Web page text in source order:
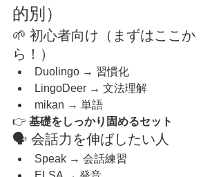
的別）
🌱 初心者向け（まずはここか
ら！）
Duolingo → 習慣化
LingoDeer → 文法理解
mikan → 単語
👉 基礎をしっかり固めるセット
🗣️ 会話力を伸ばしたい人
Speak → 会話練習